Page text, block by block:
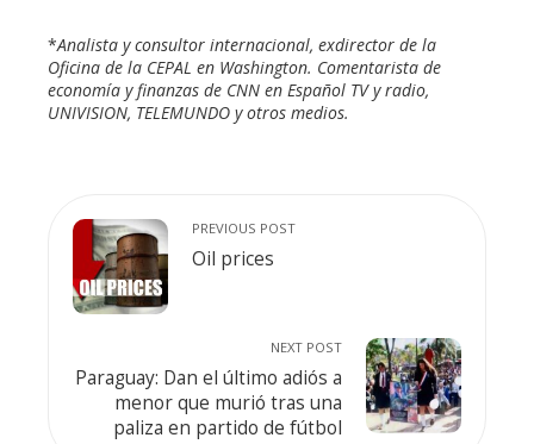
*Analista y consultor internacional, exdirector de la
Oficina de la CEPAL en Washington. Comentarista de
economía y finanzas de CNN en Español TV y radio,
UNIVISION, TELEMUNDO y otros medios.
PREVIOUS POST
Oil prices
NEXT POST
Paraguay: Dan el último adiós a
menor que murió tras una
paliza en partido de fútbol